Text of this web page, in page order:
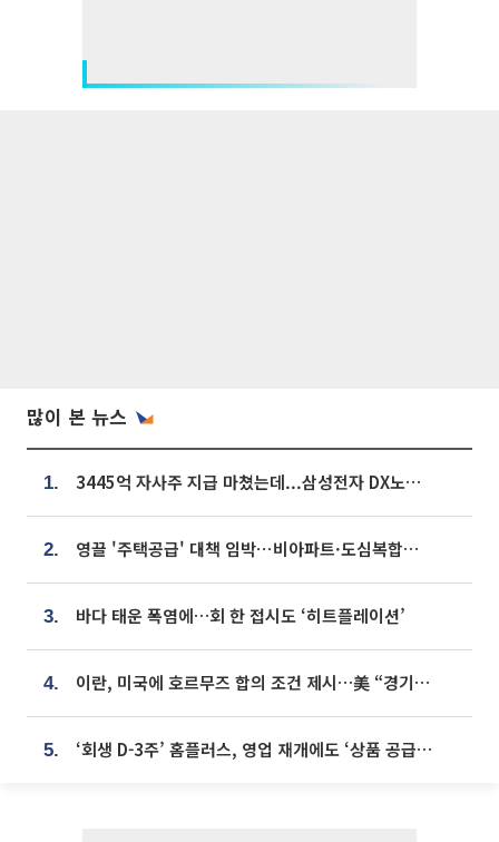
많이 본 뉴스
1. 3445억 자사주 지급 마쳤는데...삼성전자 DX노조, 뒤늦은 '떼쓰기 집회'
2. 영끌 '주택공급' 대책 임박⋯비아파트·도심복합까지 총동원
3. 바다 태운 폭염에…회 한 접시도 ‘히트플레이션’
4. 이란, 미국에 호르무즈 합의 조건 제시…美 “경기 아직 안 끝나” [종합]
5. ‘회생 D-3주’ 홈플러스, 영업 재개에도 ‘상품 공급망’ 복구가 생존 관건